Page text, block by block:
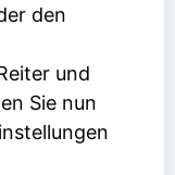
den
und
Sie nun